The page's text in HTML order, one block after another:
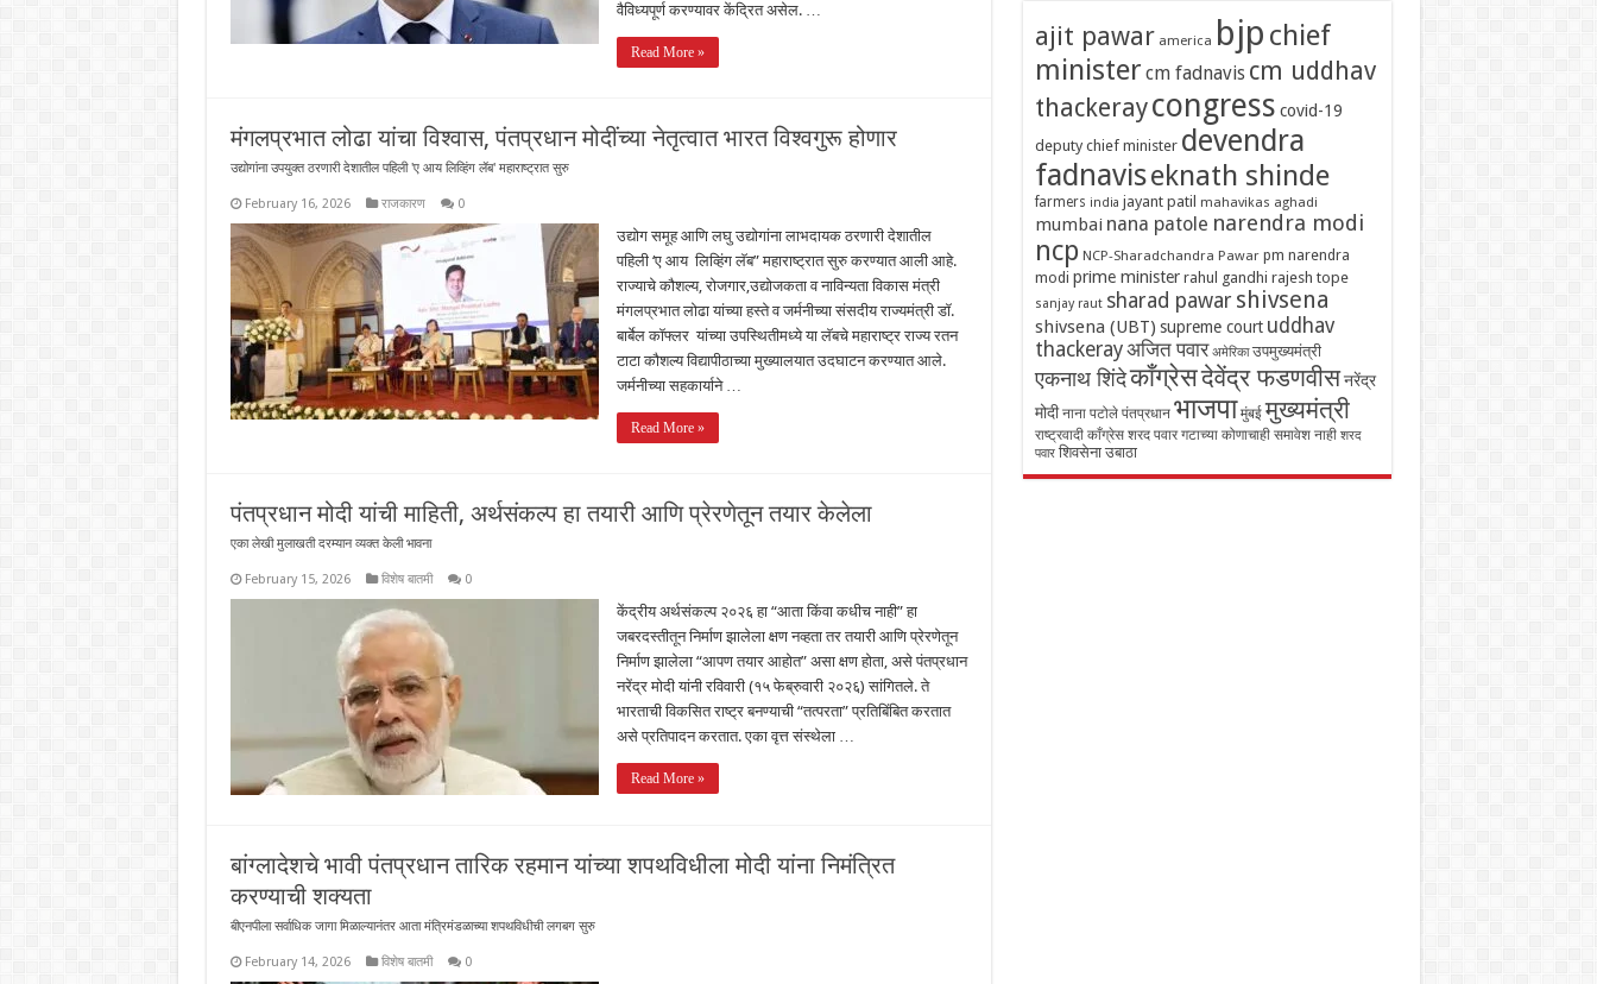
वैविध्यपूर्ण करण्यावर केंद्रित असेल. …
Read More »
मंगलप्रभात लोढा यांचा विश्वास, पंतप्रधान मोदींच्या नेतृत्वात भारत विश्वगुरू होणार
उद्योगांना उपयुक्त ठरणारी देशातील पहिली 'ए आय लिव्हिंग लॅब' महाराष्ट्रात सुरु
February 16, 2026 राजकारण 0
उद्योग समूह आणि लघु उद्योगांना लाभदायक ठरणारी देशातील
पहिली ‘ए आय लिव्हिंग लॅब” महाराष्ट्रात सुरु करण्यात आली आहे.
राज्याचे कौशल्य, रोजगार,उद्योजकता व नाविन्यता विकास मंत्री
मंगलप्रभात लोढा यांच्या हस्ते व जर्मनीच्या संसदीय राज्यमंत्री डॉ.
बार्बेल कॉफ्लर यांच्या उपस्थितीमध्ये या लॅबचे महाराष्ट्र राज्य रतन
टाटा कौशल्य विद्यापीठाच्या मुख्यालयात उदघाटन करण्यात आले.
जर्मनीच्या सहकार्याने …
Read More »
पंतप्रधान मोदी यांची माहिती, अर्थसंकल्प हा तयारी आणि प्रेरणेतून तयार केलेला
एका लेखी मुलाखती दरम्यान व्यक्त केली भावना
February 15, 2026 विशेष बातमी 0
केंद्रीय अर्थसंकल्प २०२६ हा “आता किंवा कधीच नाही” हा
जबरदस्तीतून निर्माण झालेला क्षण नव्हता तर तयारी आणि प्रेरणेतून
निर्माण झालेला “आपण तयार आहोत” असा क्षण होता, असे पंतप्रधान
नरेंद्र मोदी यांनी रविवारी (१५ फेब्रुवारी २०२६) सांगितले. ते
भारताची विकसित राष्ट्र बनण्याची “तत्परता” प्रतिबिंबित करतात
असे प्रतिपादन करतात. एका वृत्त संस्थेला …
Read More »
बांग्लादेशचे भावी पंतप्रधान तारिक रहमान यांच्या शपथविधीला मोदी यांना निमंत्रित
करण्याची शक्यता
बीएनपीला सर्वाधिक जागा मिळाल्यानंतर आता मंत्रिमंडळाच्या शपथविधीची लगबग सुरु
February 14, 2026 विशेष बातमी 0
ajit pawar america bjp chief
minister cm fadnavis cm uddhav
thackeraycongress covid-19
deputy chief minister devendra
fadnaviseknath shinde
farmers india jayant patil mahavikas aghadi
mumbai nana patole narendra modi
ncp NCP-Sharadchandra Pawar pm narendra
modi prime minister rahul gandhi rajesh tope
sanjay raut sharad pawar shivsena
shivsena (UBT) supreme court uddhav
thackerayअजित पवार अमेरिका उपमुख्यमंत्री
एकनाथ शिंदेकाँग्रेसदेवेंद्र फडणवीस नरेंद्र
मोदी नाना पटोले पंतप्रधान भाजपा मुंबई मुख्यमंत्री
राष्ट्रवादी काँग्रेस शरद पवार गटाच्या कोणाचाही समावेश नाही शरद
पवार शिवसेना उबाठा